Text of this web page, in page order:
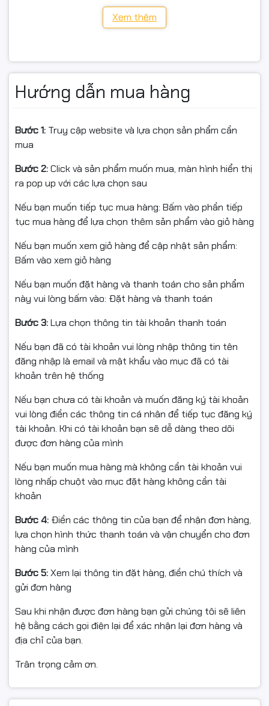
Model: IMOU IPC-A52P (Ranger 2 5MP)
Cảm biến/độ phân giải: 5MP (2688 × 1664), 25/30fps
Xoay: Ngang 0–355° | Dọc -5–80°
Âm thanh: Đàm thoại 2 chiều (loa + mic)
Phát hiện: Người / chuyển động / âm thanh bất thường
/ theo dõi tự động
Cảnh báo: Còi hú tại chỗ + thông báo điện thoại
Kết nối: WiFi 6 (2.4GHz) + LAN RJ45 100Mbps, WiFi
Hotspot, P2P, ONVIF, Cloud Imou Protect
Lưu trữ: microSD tối đa 256GB (theo thông số bạn
cung cấp)
Nguồn: DC 5V–1A
Kích thước: 77.4 × 77.4 × 108.1 mm | Trọng lượng: ~300g
Tình trạng: Mới 100% – Chính hãng – Full VAT
🎯 Ứng dụng
Giám sát nhà ở, cửa hàng, văn phòng, phòng bé, khu
vực trong nhà.
Cảnh báo nhanh khi có chuyển động/âm thanh lạ, theo
dõi đối tượng tự động.
Xem trực tiếp và xem lại dễ dàng qua ứng dụng IMOU
Life.
📦 Điều kiện đổi/hoàn hàng (ngắn gọn)
Quay video mở gói từ lúc kiện còn nguyên tem/băng
phụ kiện/giao nhầm).
Hỗ trợ đổi/hoàn khi giao sai hoặc lỗi kỹ thuật/va đập
đổi trả).
Xem thêm
Hướng dẫn mua hàng
Bước 1: Truy cập website và lựa chọn sản phẩm cần
mua
Bước 2:Click và sản phẩm muốn mua, màn hình hiển thị
ra pop up với các lựa chọn sau
Nếu bạn muốn tiếp tục mua hàng: Bấm vào phần tiếp
tục mua hàng để lựa chọn thêm sản phẩm vào giỏ hàng
Nếu bạn muốn xem giỏ hàng để cập nhật sản phẩm:
Bấm vào xem giỏ hàng
Nếu bạn muốn đặt hàng và thanh toán cho sản phẩm
này vui lòng bấm vào: Đặt hàng và thanh toán
Bước 3:Lựa chọn thông tin tài khoản thanh toán
Nếu bạn đã có tài khoản vui lòng nhập thông tin tên
đăng nhập là email và mật khẩu vào mục đã có tài
khoản trên hệ thống
Nếu bạn chưa có tài khoản và muốn đăng ký tài khoản
vui lòng điền các thông tin cá nhân để tiếp tục đăng ký
tài khoản. Khi có tài khoản bạn sẽ dễ dàng theo dõi
được đơn hàng của mình
Nếu bạn muốn mua hàng mà không cần tài khoản vui
lòng nhấp chuột vào mục đặt hàng không cần tài
khoản
Bước 4: Điền các thông tin của bạn để nhận đơn hàng,
lựa chọn hình thức thanh toán và vận chuyển cho đơn
hàng của mình
Bước 5:Xem lại thông tin đặt hàng, điền chú thích và
gửi đơn hàng
Sau khi nhận được đơn hàng bạn gửi chúng tôi sẽ liên
hệ bằng cách gọi điện lại để xác nhận lại đơn hàng và
địa chỉ của bạn.
Trân trọng cảm ơn.